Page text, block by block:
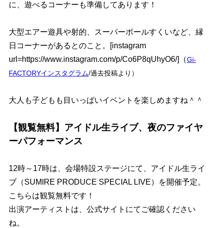
に、遊べるコーナーも準備してあります！
大型エアー遊具や射的、スーパーボールすくいなど、縁
日コーナーがあるとのこと。[instagram
url=https://www.instagram.com/p/Co6P8qUhyO6/]（Gi-
FACTORYインスタグラム/過去投稿より）
大人も子どもも目いっぱいイベントを楽しめますね＾＾
【観覧無料】アイドル生ライブ、夜のファイヤ
ーパフォーマンス
12時～17時は、会場特設ステージにて、アイドル生ライ
ブ（SUMIRE PRODUCE SPECIAL LIVE）を開催予定。
こちらは観覧無料です！
出演アーティストは、公式サイトにてご確認ください
ね。